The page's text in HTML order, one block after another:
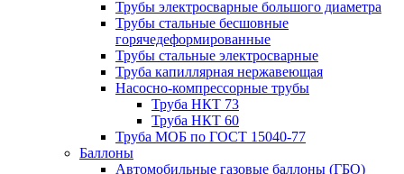
Трубы электросварные большого диаметра
Трубы стальные бесшовные
горячедеформированные
Трубы стальные электросварные
Труба капиллярная нержавеющая
Насосно-компрессорные трубы
Труба НКТ 73
Труба НКТ 60
Труба МОБ по ГОСТ 15040-77
Баллоны
Автомобильные газовые баллоны (ГБО)